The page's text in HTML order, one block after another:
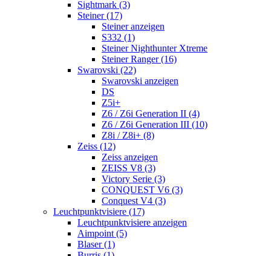
Sightmark (3)
Steiner (17)
Steiner anzeigen
S332 (1)
Steiner Nighthunter Xtreme
Steiner Ranger (16)
Swarovski (22)
Swarovski anzeigen
DS
Z5i+
Z6 / Z6i Generation II (4)
Z6 / Z6i Generation III (10)
Z8i / Z8i+ (8)
Zeiss (12)
Zeiss anzeigen
ZEISS V8 (3)
Victory Serie (3)
CONQUEST V6 (3)
Conquest V4 (3)
Leuchtpunktvisiere (17)
Leuchtpunktvisiere anzeigen
Aimpoint (5)
Blaser (1)